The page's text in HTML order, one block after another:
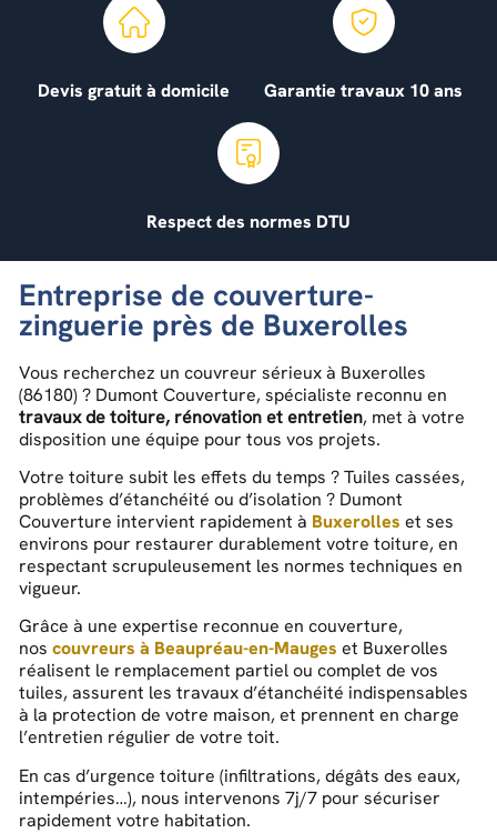
Devis gratuit à domicile Garantie travaux 10 ans
Respect des normes DTU
Entreprise de couverture-
zinguerie près de Buxerolles
Vous recherchez un couvreur sérieux à Buxerolles
(86180) ? Dumont Couverture, spécialiste reconnu en
travaux de toiture, rénovation et entretien, met à votre
disposition une équipe pour tous vos projets.
Votre toiture subit les effets du temps ? Tuiles cassées,
problèmes d’étanchéité ou d’isolation ? Dumont
Couverture intervient rapidement à Buxerolles et ses
environs pour restaurer durablement votre toiture, en
respectant scrupuleusement les normes techniques en
vigueur.
Grâce à une expertise reconnue en couverture,
nos couvreurs à Beaupréau-en-Mauges et Buxerolles
réalisent le remplacement partiel ou complet de vos
tuiles, assurent les travaux d’étanchéité indispensables
à la protection de votre maison, et prennent en charge
l’entretien régulier de votre toit.
En cas d’urgence toiture (infiltrations, dégâts des eaux,
intempéries…), nous intervenons 7j/7 pour sécuriser
rapidement votre habitation.